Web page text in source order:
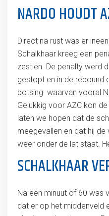
NARDO HOUDT
Direct na rust was er
Schalkhaar kreeg een
zestien. De penalty werd
gestopt en in de rebound
botsing waarvan vooral
Gelukkig voor AZC kon
laten we hopen dat de
meegevallen en dat hij
weer onder de lat staat.
SCHALKHAAR
Na een minuut of 60 was
dat er op het middenveld